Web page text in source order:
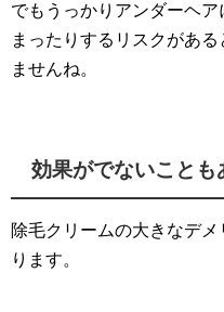
でもうっかりアンダーヘ
まったりするリスクがあ
ませんね。
効果がでないことも
除毛クリームの大きなデ
ります。